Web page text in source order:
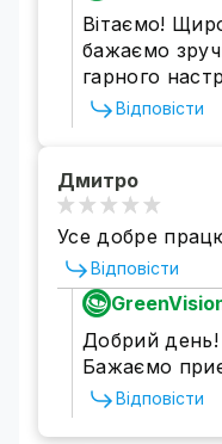
Вітаємо!
бажаємо
гарного
Відповісти
Дмитро
Усе добре
Відповісти
Добрий день!
Бажаємо
Відповісти